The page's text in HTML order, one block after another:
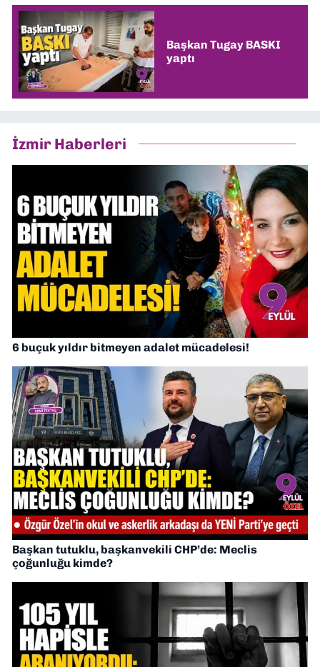
Başkan Tugay BASKI
yaptı
İzmir Haberleri
6 buçuk yıldır bitmeyen adalet mücadelesi!
Başkan tutuklu, başkanvekili CHP’de: Meclis
çoğunluğu kimde?